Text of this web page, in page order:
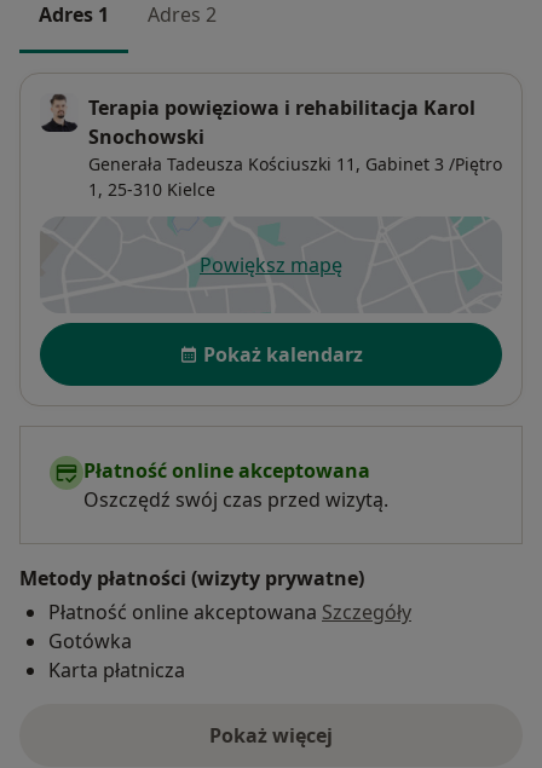
Adres 1 Adres 2
Terapia powięziowa i rehabilitacja Karol
Snochowski
Generała Tadeusza Kościuszki 11, Gabinet 3 /Piętro
1, 25-310 Kielce
Powiększ mapęotwiera się w nowej karcie
Dostępność
Pokaż kalendarz
Płatność online akceptowana
Oszczędź swój czas przed wizytą.
Metody płatności (wizyty prywatne)
Płatność online akceptowana Szczegóły
Gotówka
Karta płatnicza
Pokaż więcej
o adresie